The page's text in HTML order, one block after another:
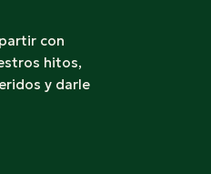
con
hitos,
y darle